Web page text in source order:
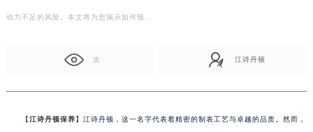
动力不足的风险。本文将为您揭示如何预…
次 江诗丹顿
【江诗丹顿保养】江诗丹顿，这一名字代表着精密的制表工艺与卓越的品质。然而，